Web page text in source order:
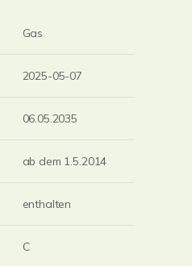
Gas
2025-05-07
06.05.2035
ab dem 1.5.2014
enthalten
C